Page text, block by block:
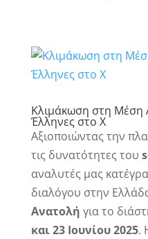
Κλιμάκωση στη Μέση
Έλληνες στο X
Αξιοποιώντας την
τις δυνατότητες του
αναλυτές μας
διαλόγου στην
Ανατολή για το
και 23 Ιουνίου 2025.